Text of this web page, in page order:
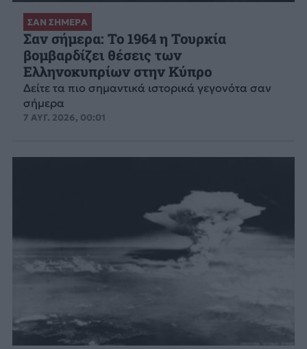
ΣΑΝ ΣΗΜΕΡΑ
Σαν σήμερα: Το 1964 η Τουρκία
βομβαρδίζει θέσεις των
Ελληνοκυπρίων στην Κύπρο
Δείτε τα πιο σημαντικά ιστορικά γεγονότα σαν
σήμερα
7 ΑΥΓ. 2026, 00:01